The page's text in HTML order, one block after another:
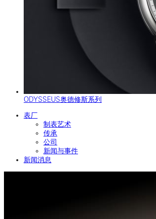
ODYSSEUS奥德修斯系列
表厂
制表艺术
传承
公司
新闻与事件
新闻消息